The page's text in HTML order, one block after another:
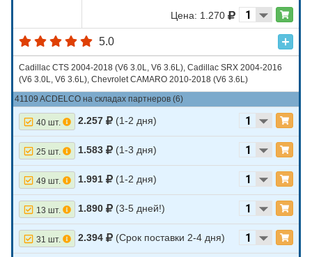
Цена: 1.270
5.0
Cadillac CTS 2004-2018 (V6 3.0L, V6 3.6L), Cadillac SRX 2004-2016
(V6 3.0L, V6 3.6L), Chevrolet CAMARO 2010-2018 (V6 3.6L)
41109 ACDELCO на складах партнеров (6)
40 шт. 2.257 (1-2 дня)
25 шт. 1.583 (1-3 дня)
49 шт. 1.991 (1-2 дня)
13 шт. 1.890 (3-5 дней!)
31 шт. 2.394 (Срок поставки 2-4 дня)